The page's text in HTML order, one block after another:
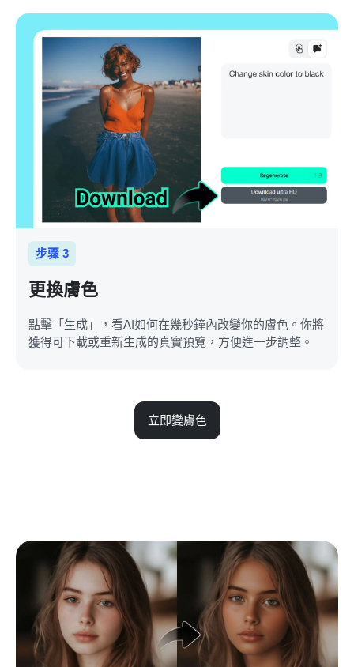
步骤 3
更換膚色
點擊「生成」，看AI如何在幾秒鐘內改變你的膚色。你將
獲得可下載或重新生成的真實預覽，方便進一步調整。
立即變膚色